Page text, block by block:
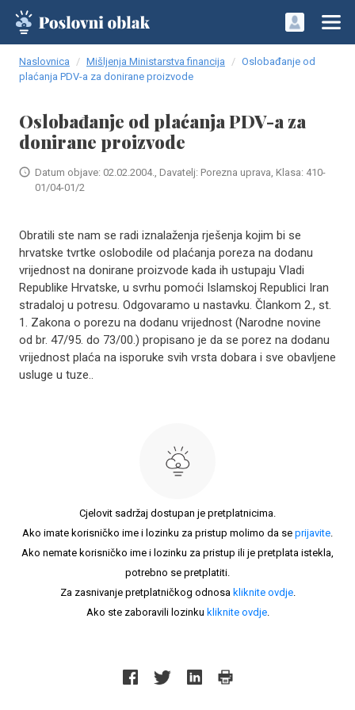
Naslovnica Mišljenja Ministarstva financija
Oslobađanje od
plaćanja PDV-a za donirane proizvode
Oslobađanje od plaćanja PDV-a za
donirane proizvode
Datum objave: 02.02.2004., Davatelj: Porezna uprava, Klasa: 410-
01/04-01/2
Obratili ste nam se radi iznalaženja rješenja kojim bi se
hrvatske tvrtke oslobodile od plaćanja poreza na dodanu
vrijednost na donirane proizvode kada ih ustupaju Vladi
Republike Hrvatske, u svrhu pomoći Islamskoj Republici Iran
stradaloj u potresu. Odgovaramo u nastavku. Člankom 2., st.
1. Zakona o porezu na dodanu vrijednost (Narodne novine
od br. 47/95. do 73/00.) propisano je da se porez na dodanu
vrijednost plaća na isporuke svih vrsta dobara i sve obavljene
usluge u tuze..
Cjelovit sadržaj dostupan je pretplatnicima.
Ako imate korisničko ime i lozinku za pristup molimo da se prijavite.
Ako nemate korisničko ime i lozinku za pristup ili je pretplata istekla,
potrebno se pretplatiti.
Za zasnivanje pretplatničkog odnosa kliknite ovdje.
Ako ste zaboravili lozinku kliknite ovdje.